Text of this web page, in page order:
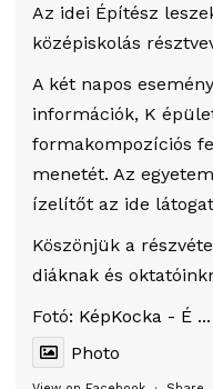
Az idei Építész
középiskolás
A két napos
információk, K
formakompozíciós
menetét. Az
ízelítőt az ide
Köszönjük a
diáknak és
Fotó: KépKocka - É ...
Photo